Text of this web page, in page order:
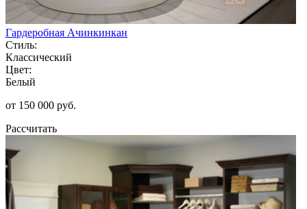
Гардеробная Ачинкинкан
Стиль:
Классический
Цвет:
Белый
от 150 000 руб.
Рассчитать